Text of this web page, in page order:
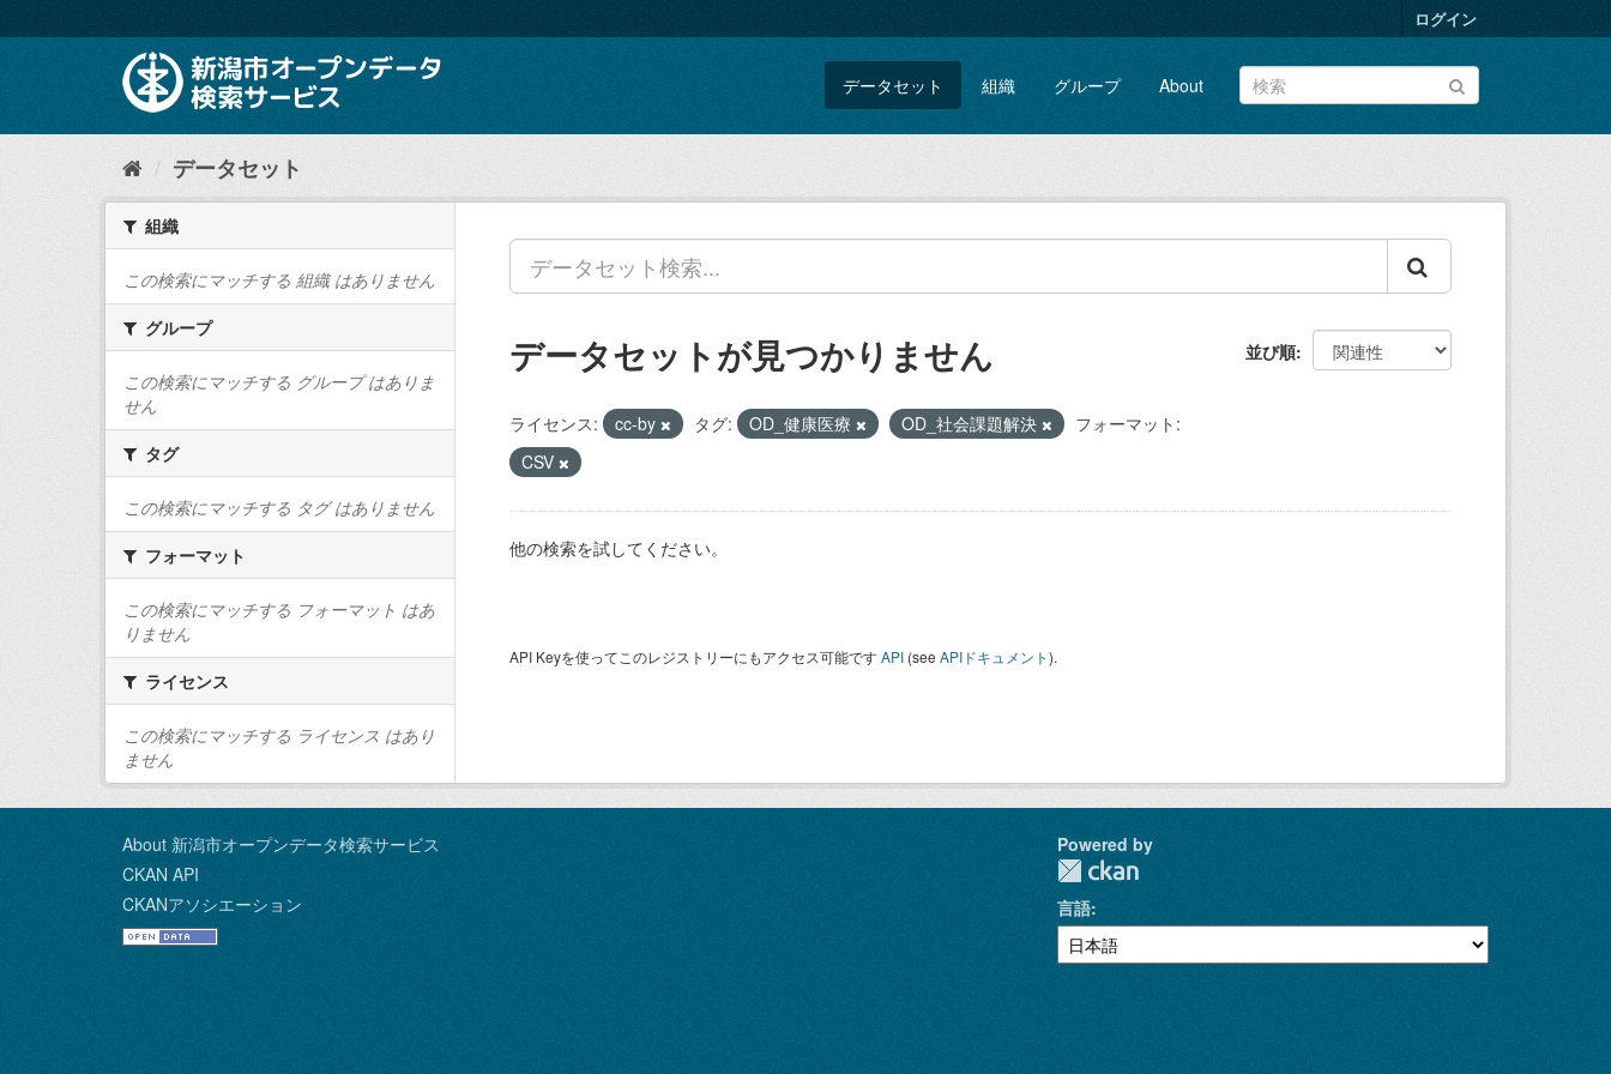
キ
て
ログイン
データセット 組織 グループ About
データセット
組織
この検索にマッチする 組織 はありません
グループ
この検索にマッチする グループ はありま
せん
タグ
この検索にマッチする タグ はありません
フォーマット
この検索にマッチする フォーマット はあ
りません
ライセンス
この検索にマッチする ライセンス はあり
ません
並び順
データセットが見つかりません
ライセンス: cc-by タグ: OD_健康医療 OD_社会課題解決
フォーマット:
CSV
他の検索を試してください。
API Keyを使ってこのレジストリーにもアクセス可能ですAPI (see APIドキュメント).
About 新潟市オープンデータ検索サービス
CKAN API
CKANアソシエーション
Powered by
言語